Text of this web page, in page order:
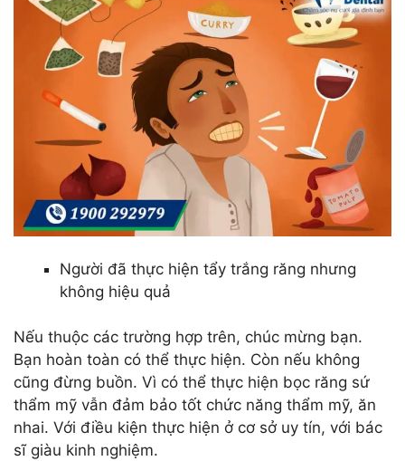
Người đã thực hiện tẩy trắng răng nhưng
không hiệu quả
Nếu thuộc các trường hợp trên, chúc mừng bạn.
Bạn hoàn toàn có thể thực hiện. Còn nếu không
cũng đừng buồn. Vì có thể thực hiện bọc răng sứ
thẩm mỹ vẫn đảm bảo tốt chức năng thẩm mỹ, ăn
nhai. Với điều kiện thực hiện ở cơ sở uy tín, với bác
sĩ giàu kinh nghiệm.